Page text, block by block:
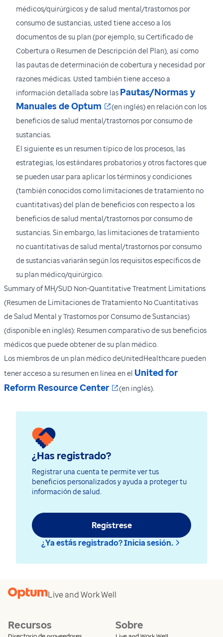
médicos/quirúrgicos y de salud mental/trastornos por
consumo de sustancias, usted tiene acceso a los
documentos de su plan (por ejemplo, su Certificado de
Cobertura o Resumen de Descripción del Plan), así como
las pautas de determinación de cobertura y necesidad por
razones médicas. Usted también tiene acceso a
información detallada sobre las Pautas/Normas y
Manuales de Optum
Se abre en una nueva
(en inglés) en relación con los
beneficios de salud mental/trastornos por consumo de
sustancias.
El siguiente es un resumen típico de los procesos, las
estrategias, los estándares probatorios y otros factores que
se pueden usar para aplicar los términos y condiciones
(también conocidos como limitaciones de tratamiento no
cuantitativas) del plan de beneficios con respecto a los
beneficios de salud mental/trastornos por consumo de
sustancias. Sin embargo, las limitaciones de tratamiento
no cuantitativas de salud mental/trastornos por consumo
de sustancias variarán según los requisitos específicos de
su plan médico/quirúrgico.
Summary of MH/SUD Non-Quantitative Treatment Limitations
(Resumen de Limitaciones de Tratamiento No Cuantitativas
de Salud Mental y Trastornos por Consumo de Sustancias)
(disponible en inglés): Resumen comparativo de sus beneficios
médicos que puede obtener de su plan médico.
Los miembros de un plan médico deUnitedHealthcare pueden
tener acceso a su resumen en línea en el United for
Reform Resource Center
Se abre en una nueva
(en inglés).
¿Has registrado?
Registrar una cuenta te permite ver tus
beneficios personalizados y ayuda a proteger tu
información de salud.
Regístrese
¿Ya estás registrado? Inicia sesión.
Live and Work Well
Recursos Sobre